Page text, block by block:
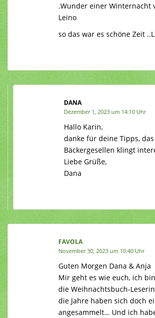
.Wunder einer Winternacht
Leino
so das war es schöne Zeit
DANA
Dezember 1, 2023 um 14:10 Uhr
Hallo Karin,
danke für deine Tipps,
Bäckergesellen klingt
Liebe Grüße,
Dana
FAVOLA
November 30, 2023 um 10:40 Uhr
Guten Morgen Dana & Anja
Mir geht es wie euch, ich
die Weihnachtsbuch-
die Jahre haben sich doch
angesammelt… Und ich